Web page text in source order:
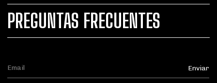
PREGUNTAS FRECUENTES